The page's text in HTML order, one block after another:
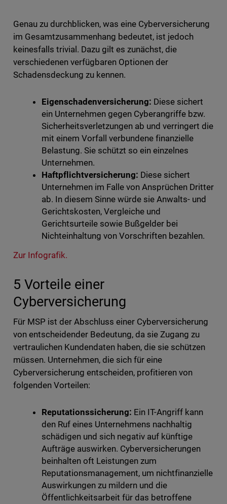
Genau zu durchblicken, was eine Cyberversicherung
im Gesamtzusammenhang bedeutet, ist jedoch
keinesfalls trivial. Dazu gilt es zunächst, die
verschiedenen verfügbaren Optionen der
Schadensdeckung zu kennen.
Eigenschadenversicherung: Diese sichert
ein Unternehmen gegen Cyberangriffe bzw.
Sicherheitsverletzungen ab und verringert die
mit einem Vorfall verbundene finanzielle
Belastung. Sie schützt so ein einzelnes
Unternehmen.
Haftpflichtversicherung: Diese sichert
Unternehmen im Falle von Ansprüchen Dritter
ab. In diesem Sinne würde sie Anwalts- und
Gerichtskosten, Vergleiche und
Gerichtsurteile sowie Bußgelder bei
Nichteinhaltung von Vorschriften bezahlen.
Zur Infografik.
5 Vorteile einer
Cyberversicherung
Für MSP ist der Abschluss einer Cyberversicherung
von entscheidender Bedeutung, da sie Zugang zu
vertraulichen Kundendaten haben, die sie schützen
müssen. Unternehmen, die sich für eine
Cyberversicherung entscheiden, profitieren von
folgenden Vorteilen:
Reputationssicherung: Ein IT-Angriff kann
den Ruf eines Unternehmens nachhaltig
schädigen und sich negativ auf künftige
Aufträge auswirken. Cyberversicherungen
beinhalten oft Leistungen zum
Reputationsmanagement, um nichtfinanzielle
Auswirkungen zu mildern und die
Öffentlichkeitsarbeit für das betroffene